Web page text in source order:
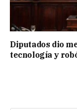
Diputados dio
tecnología y